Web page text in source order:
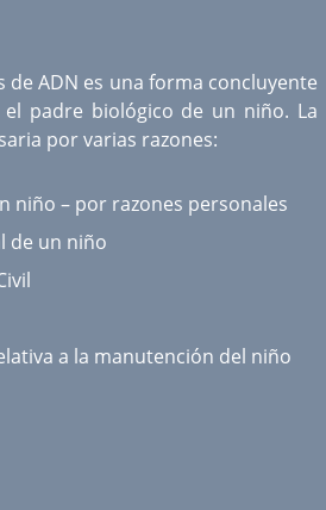
de ADN es una forma concluyente
padre biológico de un niño. La
por varias razones:
niño – por razones personales
de un niño
a la manutención del niño